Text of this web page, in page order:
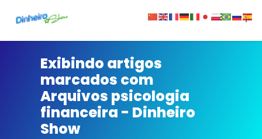
Sobre
Contato
Privacidade
Exibindo artigos
marcados com
Arquivos psicologia
financeira - Dinheiro
Show